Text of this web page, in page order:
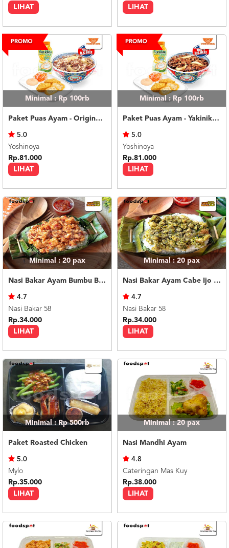
LIHAT LIHAT
Minimal : Rp 100rb
Paket Puas Ayam - Original Beef Paket Puas (R)
LIHAT
5.0
Yoshinoya
Rp.81.000
Minimal : Rp 100rb
Paket Puas Ayam - Yakiniku Beef Paket Puas (R)
LIHAT
5.0
Yoshinoya
Rp.81.000
Minimal : 20 pax
Nasi Bakar Ayam Bumbu Bali + Kerupuk
LIHAT
4.7
Nasi Bakar 58
Rp.34.000
Minimal : 20pax
Nasi Bakar Ayam Cabe Ijo + Kerupuk
LIHAT
4.7
Nasi Bakar 58
Rp.34.000
Minimal : Rp 500rb
Paket Roasted Chicken
LIHAT
5.0
Mylo
Rp.35.000
Minimal : 20pax
Nasi Mandhi Ayam
LIHAT
4.8
Cateringan Mas Kuy
Rp.38.000